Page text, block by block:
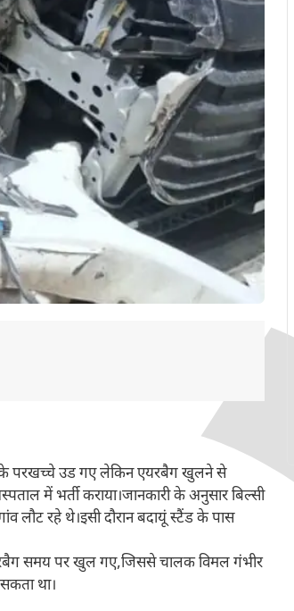
के परखच्चे उड गए लेकिन एयरबैग खुलने से
में भर्ती कराया।जानकारी के अनुसार बिल्सी
लौट रहे थे।इसी दौरान बदायूं स्टैंड के पास
समय पर खुल गए,जिससे चालक विमल गंभीर
था।